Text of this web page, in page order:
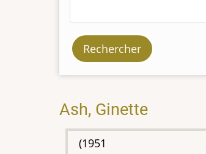
Ash, Ginette
(1951